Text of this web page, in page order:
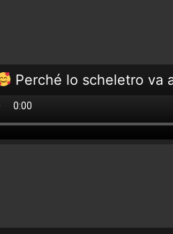
Perché lo scheletro va